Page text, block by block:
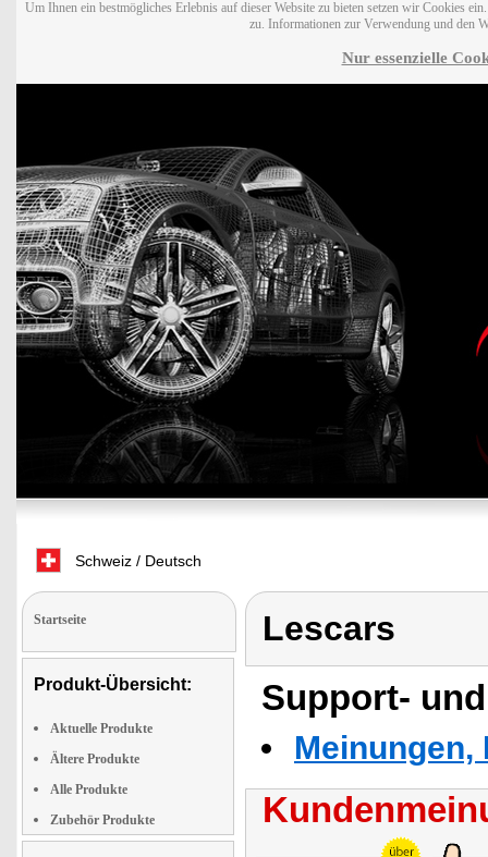
Um Ihnen ein bestmögliches Erlebnis auf dieser Website zu bieten setzen wir Cookies
zu. Informationen zur Verwendung und den
Nur essenzielle
Schweiz / Deutsch
Startseite
Produkt-Übersicht:
Aktuelle Produkte
Ältere Produkte
Alle Produkte
Zubehör Produkte
Lescars
Support-